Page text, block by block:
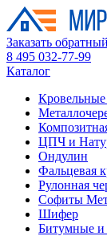
Заказать
8 495 032-77-99
Каталог
ЦПЧ и
Ондулин
Фальцевая
Рулонная
Софиты
Шифер
Битумные и